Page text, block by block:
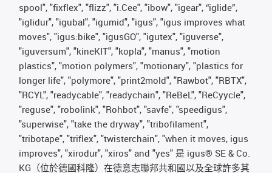
spool", "fixflex", "flizz", "i.Cee", "ibow", "igear", “iglide”,
"iglidur", "igubal", "igumid", "igus", "igus improves what
moves", "igus:bike", "igusGO", "igutex", "iguverse",
"iguversum", "kineKIT", "kopla", "manus", "motion
plastics", "motion polymers", "motionary", "plastics for
longer life", "polymore", "print2mold", "Rawbot", "RBTX",
"RCYL", "readycable", "readychain", "ReBeL", "ReCyycle",
"reguse", "robolink", "Rohbot", "savfe", "speedigus",
"superwise", "take the dryway", "tribofilament",
"tribotape", "triflex", "twisterchain", "when it moves, igus
improves", "xirodur", "xiros" and "yes" 是 igus® SE & Co.
KG（位於德國科隆）在德意志聯邦共和國以及全球許多其